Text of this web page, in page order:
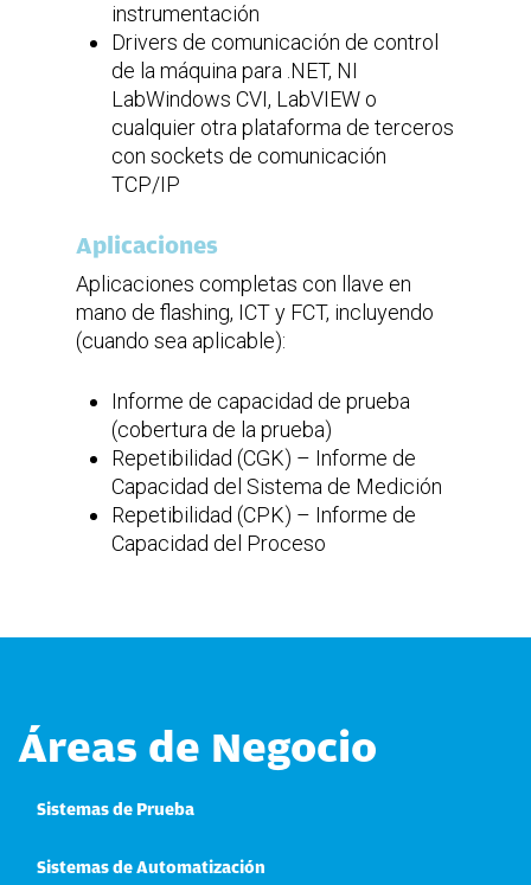
instrumentación
Drivers de comunicación de control
de la máquina para .NET, NI
LabWindows CVI, LabVIEW o
cualquier otra plataforma de terceros
con sockets de comunicación
TCP/IP
Aplicaciones
Aplicaciones completas con llave en
mano de flashing, ICT y FCT, incluyendo
(cuando sea aplicable):
Informe de capacidad de prueba
(cobertura de la prueba)
Repetibilidad (CGK) – Informe de
Capacidad del Sistema de Medición
Repetibilidad (CPK) – Informe de
Capacidad del Proceso
Áreas de Negocio
Sistemas de Prueba
Sistemas de Automatización